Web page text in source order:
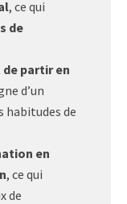
, ce qui
de
de partir en
d’un
habitudes de
en
, ce qui
de